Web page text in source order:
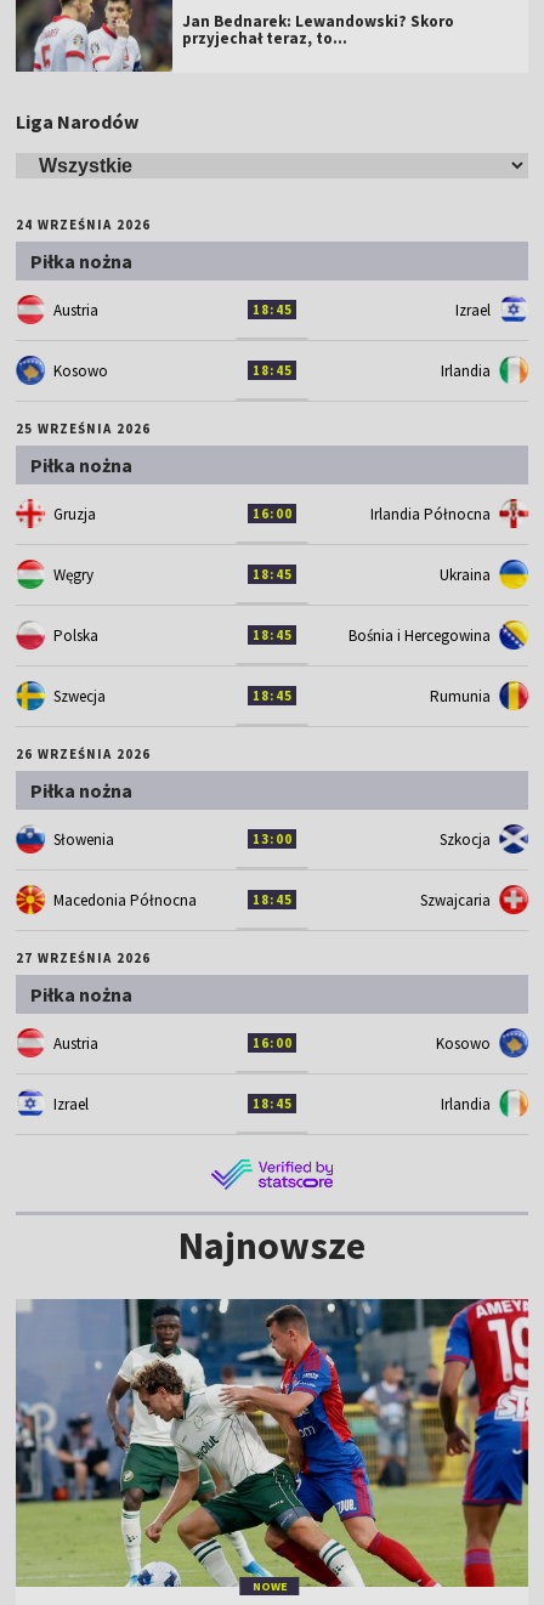
Jan Bednarek: Lewandowski? Skoro
przyjechał teraz, to…
Liga Narodów
24 WRZEŚNIA 2026
Piłka nożna
Austria 18:45 Izrael
Kosowo 18:45 Irlandia
25 WRZEŚNIA 2026
Piłka nożna
Gruzja 16:00 Irlandia Północna
Węgry 18:45 Ukraina
Polska 18:45 Bośnia i Hercegowina
Szwecja 18:45 Rumunia
26 WRZEŚNIA 2026
Piłka nożna
Słowenia 13:00 Szkocja
Macedonia Północna 18:45 Szwajcaria
27 WRZEŚNIA 2026
Piłka nożna
Austria 16:00 Kosowo
Izrael 18:45 Irlandia
Najnowsze
NOWE